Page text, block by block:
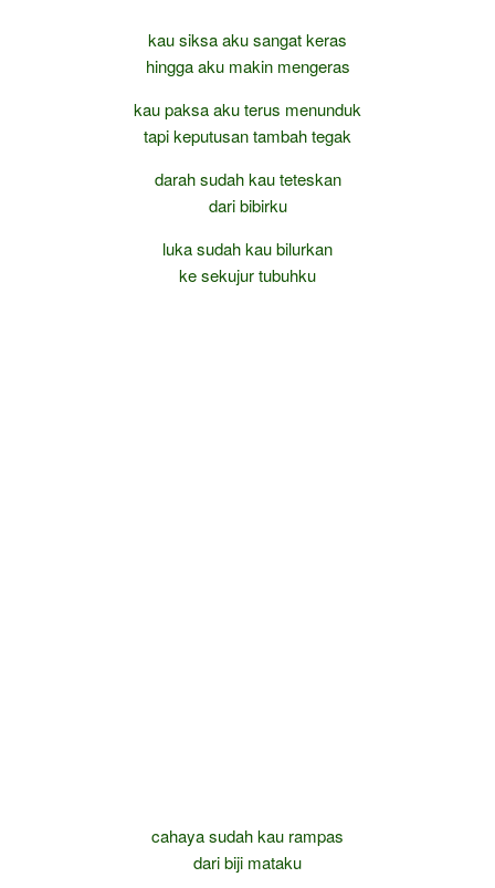
kau siksa aku sangat keras
hingga aku makin mengeras
kau paksa aku terus menunduk
tapi keputusan tambah tegak
darah sudah kau teteskan
dari bibirku
luka sudah kau bilurkan
ke sekujur tubuhku
cahaya sudah kau rampas
dari biji mataku